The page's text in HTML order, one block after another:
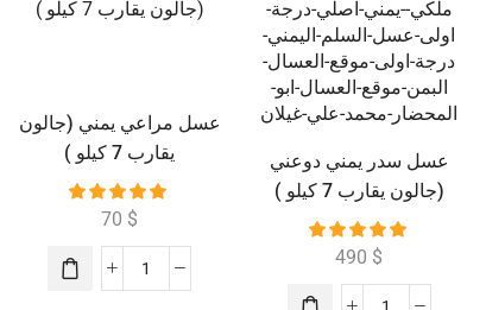
عسل سدر يمني دوعني
(جالون يقارب 7 كيلو )
490 $
عسل مراعي يمني (جالون
يقارب 7 كيلو )
70 $